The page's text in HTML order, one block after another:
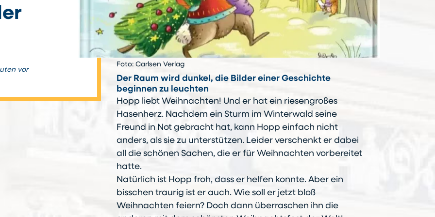
vor
Foto: Carlsen Verlag
Der Raum wird dunkel, die Bilder einer Geschichte
beginnen zu leuchten
Hopp liebt Weihnachten! Und er hat ein riesengroßes
Hasenherz. Nachdem ein Sturm im Winterwald seine
Freund in Not gebracht hat, kann Hopp einfach nicht
anders, als sie zu unterstützen. Leider verschenkt er dabei
all die schönen Sachen, die er für Weihnachten vorbereitet
hatte.
Natürlich ist Hopp froh, dass er helfen konnte. Aber ein
bisschen traurig ist er auch. Wie soll er jetzt bloß
Weihnachten feiern? Doch dann überraschen ihn die